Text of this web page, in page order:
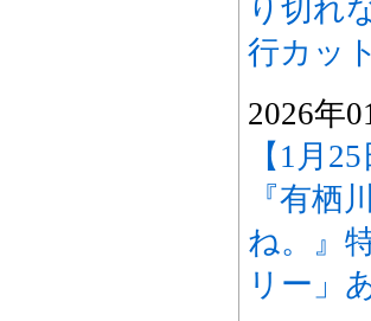
り切れ
行カッ
2026年
【1月
『有栖
ね。』
リー」